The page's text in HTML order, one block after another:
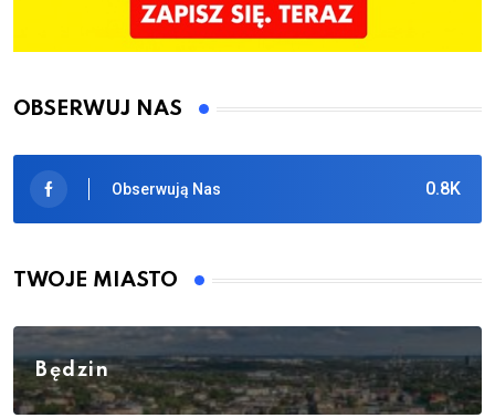
OBSERWUJ NAS
0.8K
Obserwują Nas
TWOJE MIASTO
Będzin